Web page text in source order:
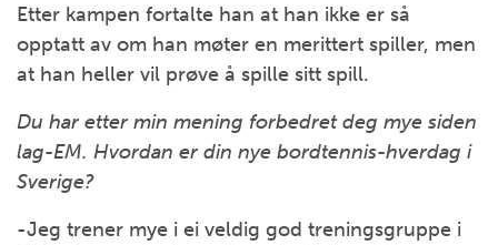
Etter kampen fortalte han at han ikke er så
opptatt av om han møter en merittert spiller, men
at han heller vil prøve å spille sitt spill.
Du har etter min mening forbedret deg mye siden
lag-EM. Hvordan er din nye bordtennis-hverdag i
Sverige?
-Jeg trener mye i ei veldig god treningsgruppe i